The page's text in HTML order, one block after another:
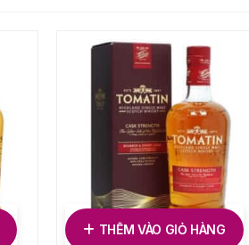
THÊM VÀO GIỎ HÀNG